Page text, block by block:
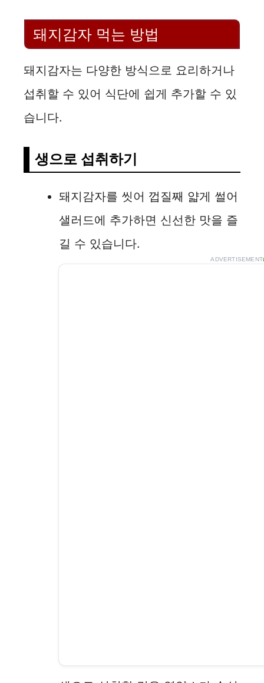
돼지감자 먹는 방법
돼지감자는 다양한 방식으로 요리하거나
섭취할 수 있어 식단에 쉽게 추가할 수 있
습니다.
생으로 섭취하기
돼지감자를 씻어 껍질째 얇게 썰어
샐러드에 추가하면 신선한 맛을 즐
길 수 있습니다.
ADVERTISEMENT